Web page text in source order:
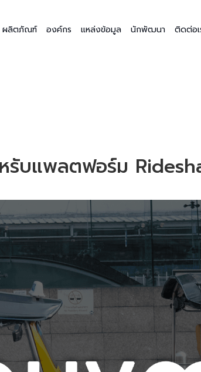
ผลิตภัณฑ์ องค์กร แหล่งข้อมูล นักพัฒนา ติดต่อเ
รับแพลตฟอร์ม